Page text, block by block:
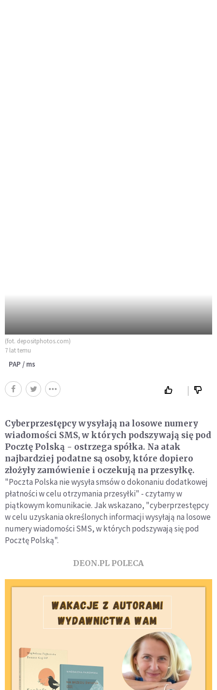
(fot. depositphotos.com)
7 lat temu
PAP / ms
Cyberprzestępcy wysyłają na losowe numery
wiadomości SMS, w których podszywają się pod
Pocztę Polską - ostrzega spółka. Na atak
najbardziej podatne są osoby, które dopiero
złożyły zamówienie i oczekują na przesyłkę.
"Poczta Polska nie wysyła smsów o dokonaniu dodatkowej
płatności w celu otrzymania przesyłki" - czytamy w
piątkowym komunikacie. Jak wskazano, "cyberprzestępcy
w celu uzyskania określonych informacji wysyłają na losowe
numery wiadomości SMS, w których podszywają się pod
Pocztę Polską".
DEON.PL POLECA